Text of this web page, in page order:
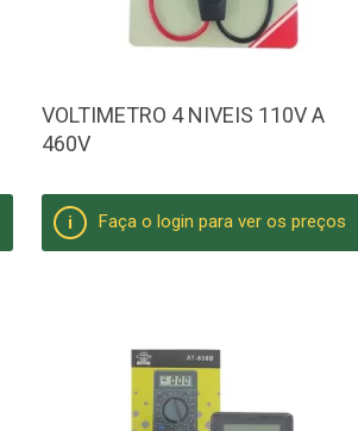
VOLTIMETRO 4 NIVEIS 110V A
460V
i Faça o login para ver os preços